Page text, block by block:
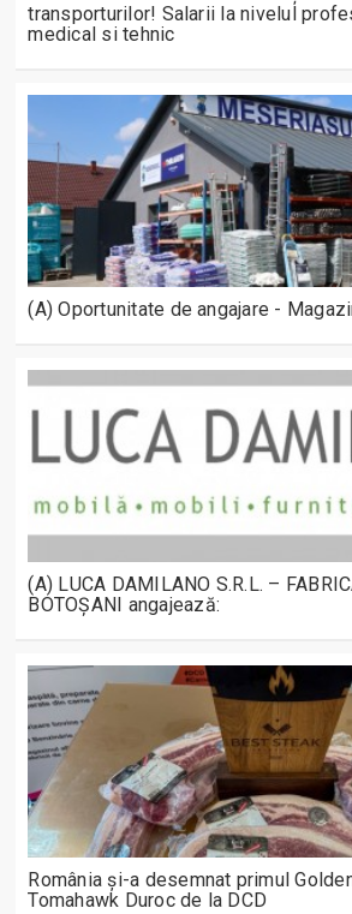
transporturilor! Salarii la nivelul
medical si tehnic
(A) Oportunitate de angajare -
(A) LUCA DAMILANO S.R.L. –
BOTOȘANI angajează:
România și-a desemnat primul
Tomahawk Duroc de la DCD